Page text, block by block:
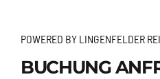
POWERED BY LINGENFELDER
BUCHUNG